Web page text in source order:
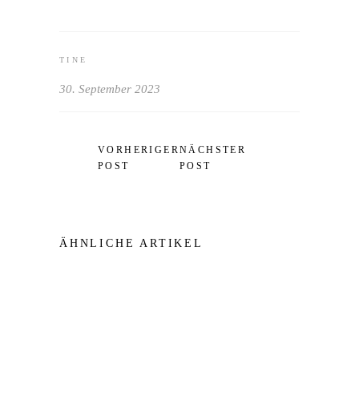
TINE
30. September 2023
VORHERIGER
POST
NÄCHSTER
POST
ÄHNLICHE ARTIKEL